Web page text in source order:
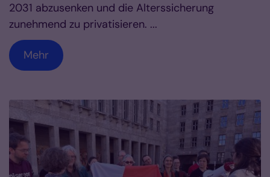
2031 abzusenken und die Alterssicherung
zunehmend zu privatisieren. ...
Mehr